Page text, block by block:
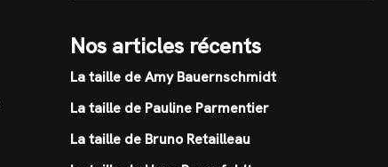
Nos articles récents
La taille de Amy Bauernschmidt
La taille de Pauline Parmentier
La taille de Bruno Retailleau